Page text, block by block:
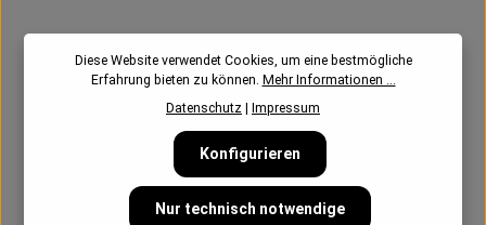
Diese Website verwendet Cookies, um eine bestmögliche
Erfahrung bieten zu können. Mehr Informationen ...
Datenschutz | Impressum
Nur technisch notwendige
Konfigurieren